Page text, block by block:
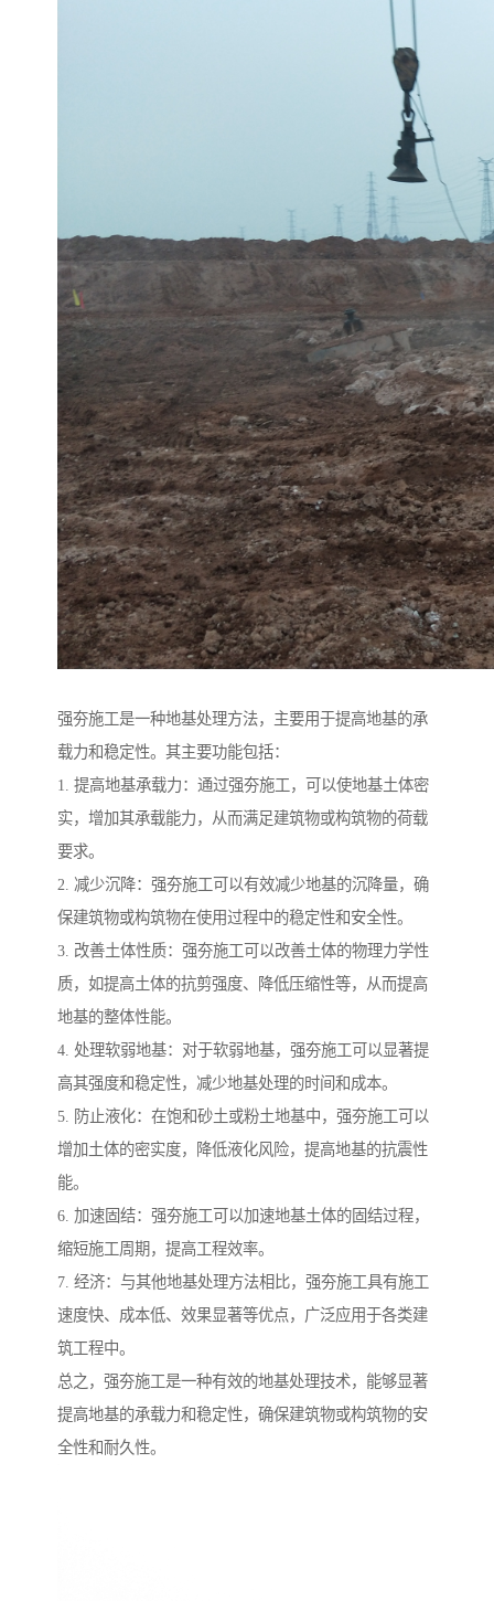
强夯施工是一种地基处理方法，主要用于提高地基的承
载力和稳定性。其主要功能包括：
1. 提高地基承载力：通过强夯施工，可以使地基土体密
实，增加其承载能力，从而满足建筑物或构筑物的荷载
要求。
2. 减少沉降：强夯施工可以有效减少地基的沉降量，确
保建筑物或构筑物在使用过程中的稳定性和安全性。
3. 改善土体性质：强夯施工可以改善土体的物理力学性
质，如提高土体的抗剪强度、降低压缩性等，从而提高
地基的整体性能。
4. 处理软弱地基：对于软弱地基，强夯施工可以显著提
高其强度和稳定性，减少地基处理的时间和成本。
5. 防止液化：在饱和砂土或粉土地基中，强夯施工可以
增加土体的密实度，降低液化风险，提高地基的抗震性
能。
6. 加速固结：强夯施工可以加速地基土体的固结过程，
缩短施工周期，提高工程效率。
7. 经济：与其他地基处理方法相比，强夯施工具有施工
速度快、成本低、效果显著等优点，广泛应用于各类建
筑工程中。
总之，强夯施工是一种有效的地基处理技术，能够显著
提高地基的承载力和稳定性，确保建筑物或构筑物的安
全性和耐久性。